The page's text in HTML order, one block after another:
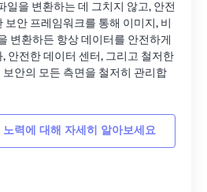
일을 변환하는 데 그치지 않고, 안전
안 프레임워크를 통해 이미지, 비
변환하든 항상 데이터를 안전하게
안전한 데이터 센터, 그리고 철저한
안의 모든 측면을 철저히 관리합
력에 대해 자세히 알아보세요